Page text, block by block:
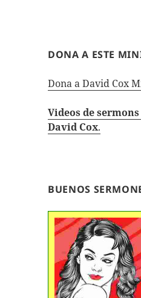
DONA A ESTE
Dona a David Cox
Videos de
David Cox.
BUENOS